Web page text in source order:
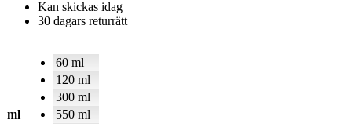
Kan skickas idag
30 dagars returrätt
ml
60 ml
120 ml
300 ml
550 ml